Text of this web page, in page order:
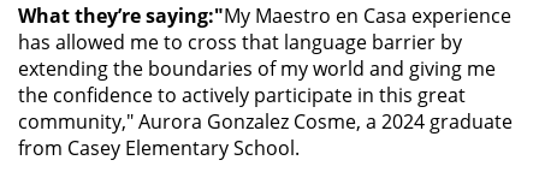
What they’re saying:"My Maestro en Casa experience
has allowed me to cross that language barrier by
extending the boundaries of my world and giving me
the confidence to actively participate in this great
community," Aurora Gonzalez Cosme, a 2024 graduate
from Casey Elementary School.